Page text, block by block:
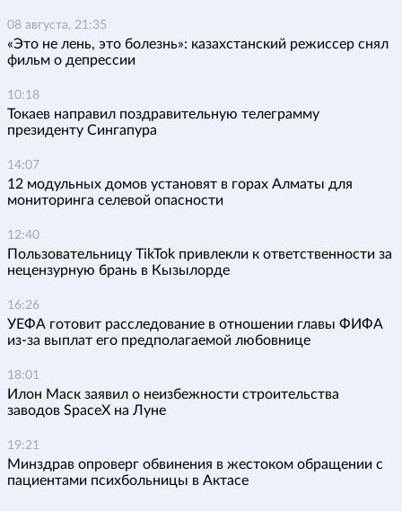
08 августа, 21:35
«Это не лень, это болезнь»: казахстанский режиссер снял
фильм о депрессии
10:18
Токаев направил поздравительную телеграмму
президенту Сингапура
14:07
12 модульных домов установят в горах Алматы для
мониторинга селевой опасности
12:40
Пользовательницу TikTok привлекли к ответственности за
нецензурную брань в Кызылорде
16:26
УЕФА готовит расследование в отношении главы ФИФА
из-за выплат его предполагаемой любовнице
18:01
Илон Маск заявил о неизбежности строительства
заводов SpaceX на Луне
19:21
Минздрав опроверг обвинения в жестоком обращении с
пациентами психбольницы в Актасе